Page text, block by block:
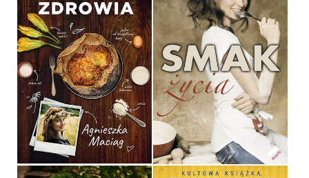
SMAK ZDROWIA
AGNIESZKA MACIĄG
OPRAWA TWARDA
49,90 ZŁ
SMAK ŻYCIA
AGNIESZKA MACIĄG
OPRAWA MIĘKKA
49,00 ZŁ